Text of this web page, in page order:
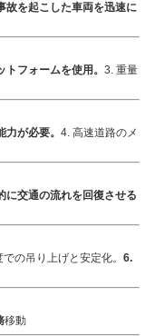
故を起こした車両を迅速に
フォームを使用。 3. 重量
が必要。 4. 高速道路のメ
に交通の流れを回復させる
の吊り上げと安定化。 6.
移動